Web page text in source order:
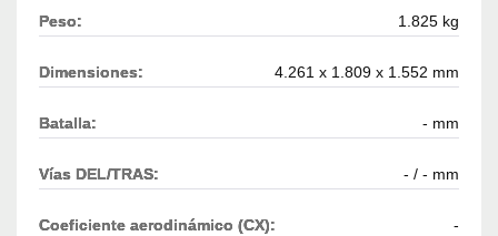
Peso: 1.825 kg
Dimensiones: 4.261 x 1.809 x 1.552 mm
Batalla: - mm
Vías DEL/TRAS: - / - mm
Coeficiente aerodinámico (CX): -